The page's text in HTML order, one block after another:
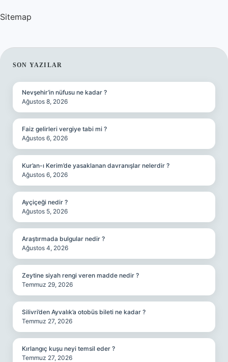
Sitemap
SIDEBAR
SON YAZILAR
Nevşehir’in nüfusu ne kadar ?
Ağustos 8, 2026
Faiz gelirleri vergiye tabi mi ?
Ağustos 6, 2026
Kur’an-ı Kerim’de yasaklanan davranışlar nelerdir ?
Ağustos 6, 2026
Ayçiçeği nedir ?
Ağustos 5, 2026
Araştırmada bulgular nedir ?
Ağustos 4, 2026
Zeytine siyah rengi veren madde nedir ?
Temmuz 29, 2026
Silivri’den Ayvalık’a otobüs bileti ne kadar ?
Temmuz 27, 2026
Kırlangıç kuşu neyi temsil eder ?
Temmuz 27, 2026